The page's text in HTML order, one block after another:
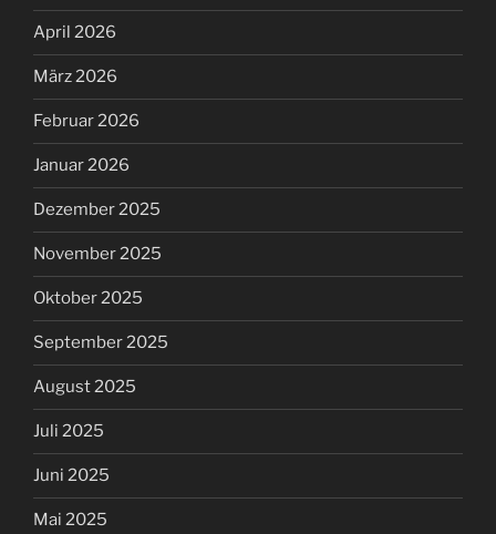
April 2026
März 2026
Februar 2026
Januar 2026
Dezember 2025
November 2025
Oktober 2025
September 2025
August 2025
Juli 2025
Juni 2025
Mai 2025